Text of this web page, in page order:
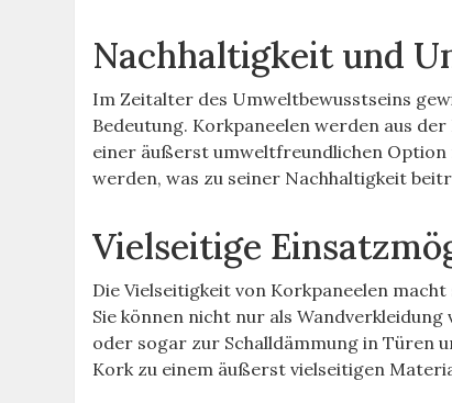
Nachhaltigkeit und
Im Zeitalter des Umweltbewusstseins
Bedeutung. Korkpaneelen werden aus
einer äußerst umweltfreundlichen Option
werden, was zu seiner Nachhaltigkeit
Vielseitige
Die Vielseitigkeit von Korkpaneelen
Sie können nicht nur als
oder sogar zur Schalldämmung in Türen
Kork zu einem äußerst vielseitigen